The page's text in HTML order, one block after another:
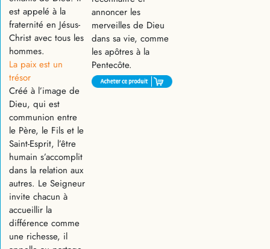
est appelé à la
fraternité en Jésus-
Christ avec tous les
hommes.
La paix est un
trésor
Créé à l’image de
Dieu, qui est
communion entre
le Père, le Fils et le
Saint-Esprit, l’être
humain s’accomplit
dans la relation aux
autres. Le Seigneur
invite chacun à
accueillir la
différence comme
une richesse, il
annoncer les
merveilles de Dieu
dans sa vie, comme
les apôtres à la
Pentecôte.